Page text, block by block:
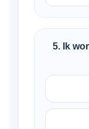
5. Ik